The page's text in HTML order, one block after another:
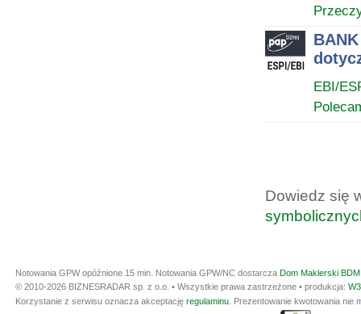
EBI/
Dowiedz się
Notowania GPW opóźnione 15 min. Notowania GPW/NC dostarcza Dom Maklerski
© 2010-2026 BIZNESRADAR sp. z o.o. • Wszystkie prawa zastrzeżone • produkcja:
Korzystanie z serwisu oznacza akceptację regulaminu. Prezentowanie kwotowania nie